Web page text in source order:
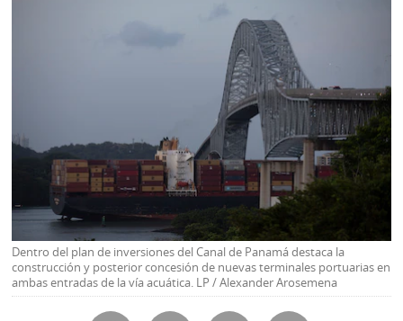
Buscador
Comunicados
Catálogos
Lotería
Kiosko
RSS
Temas
Autores
Notas
al
Dentro del plan de inversiones del Canal de Panamá destaca la
construcción y posterior concesión de nuevas terminales portuarias en
ambas entradas de la vía acuática. LP / Alexander Arosemena